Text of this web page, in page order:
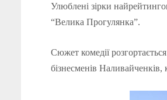
Улюблені зірки
“Велика Прогулянка”.
Сюжет комедії
бізнесменів